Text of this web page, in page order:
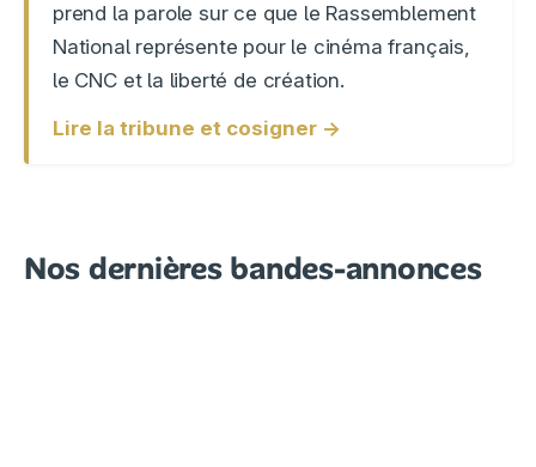
prend la parole sur ce que le Rassemblement
National représente pour le cinéma français,
le CNC et la liberté de création.
Lire la tribune et cosigner →
Nos dernières bandes-annonces